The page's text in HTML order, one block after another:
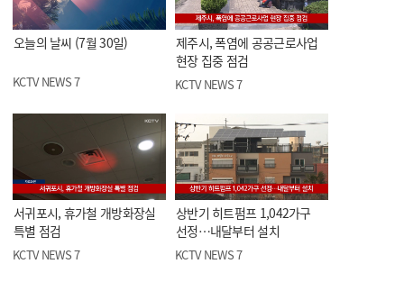
오늘의 날씨 (7월 30일)
KCTV NEWS 7
제주시, 폭염에 공공근로사업
현장 집중 점검
KCTV NEWS 7
서귀포시, 휴가철 개방화장실
특별 점검
KCTV NEWS 7
상반기 히트펌프 1,042가구
선정…내달부터 설치
KCTV NEWS 7